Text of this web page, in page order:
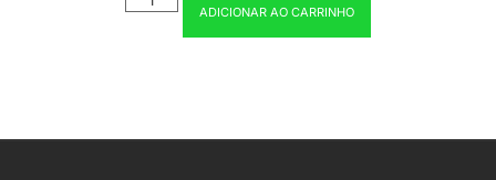
ADICIONAR AO CARRINHO